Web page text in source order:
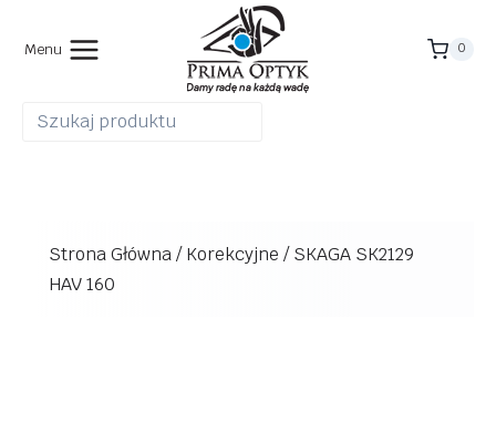
Menu 0
Strona Główna/Korekcyjne /SKAGA SK2129
HAV 160